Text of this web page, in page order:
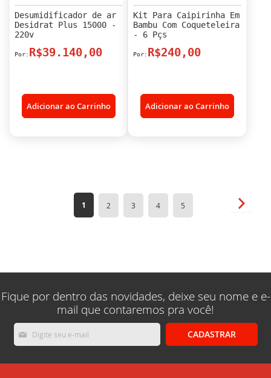
Desumidificador de ar
Desidrat Plus 15000 -
220v
R$39.140,00
Adicionar ao Carrinho
Kit Para Caipirinha Em
Bambu Com Coqueteleira
- 6 Pçs
R$240,00
Adicionar ao Carrinho
Página
Você
1 Página
2 Página
3 Página
4 Página
5
Fique por dentro das novidades, deixe seu nome e e-
mail que contaremos pra você!
Inscreva-
se
nossa
CADASTRAR